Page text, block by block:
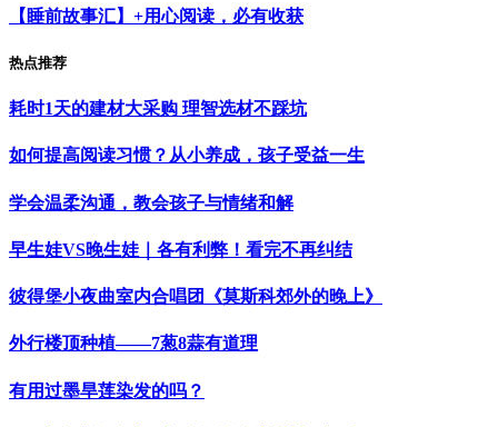
【睡前故事汇】+用心阅读，必有收获
热点推荐
耗时1天的建材大采购 理智选材不踩坑
如何提高阅读习惯？从小养成，孩子受益一生
学会温柔沟通，教会孩子与情绪和解
早生娃VS晚生娃｜各有利弊！看完不再纠结
彼得堡小夜曲室内合唱团《莫斯科郊外的晚上》
外行楼顶种植——7葱8蒜有道理
有用过墨旱莲染发的吗？